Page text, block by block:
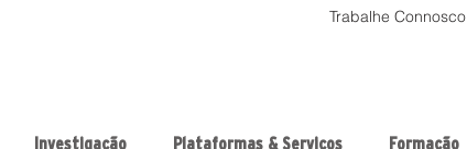
Trabalhe Connosco
Investigação Plataformas & Serviços Formação